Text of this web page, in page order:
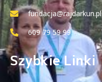
fundacja@rajdarkun.pl
609 79 59 99
Szybkie Linki